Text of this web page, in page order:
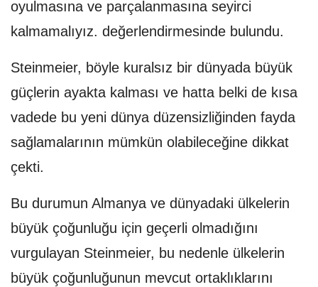
oyulmasına ve parçalanmasına seyirci
kalmamalıyız. değerlendirmesinde bulundu.
Steinmeier, böyle kuralsız bir dünyada büyük
güçlerin ayakta kalması ve hatta belki de kısa
vadede bu yeni dünya düzensizliğinden fayda
sağlamalarının mümkün olabileceğine dikkat
çekti.
Bu durumun Almanya ve dünyadaki ülkelerin
büyük çoğunluğu için geçerli olmadığını
vurgulayan Steinmeier, bu nedenle ülkelerin
büyük çoğunluğunun mevcut ortaklıklarını